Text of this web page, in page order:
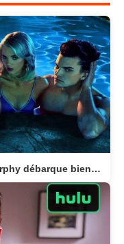
The Shards : le thriller de Ryan Murphy débarque bientôt sur Disney+